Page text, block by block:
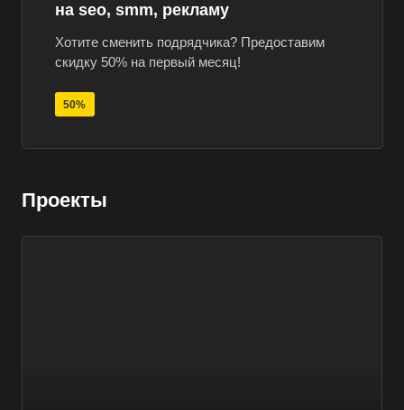
на seo, smm, рекламу
Хотите сменить подрядчика? Предоставим
скидку 50% на первый месяц!
50%
Проекты